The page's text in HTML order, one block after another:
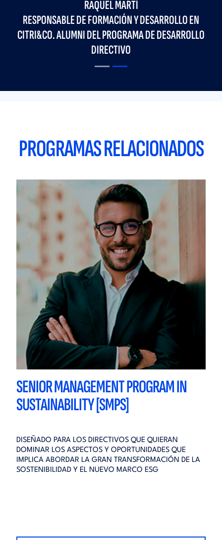
RAQUEL MARTÍ
RESPONSABLE DE FORMACIÓN Y DESARROLLO EN
CITRI&CO. ALUMNI DEL PROGRAMA DE DESARROLLO
DIRECTIVO
PROGRAMAS RELACIONADOS
SENIOR MANAGEMENT PROGRAM IN
SUSTAINABILITY [SMPS]
DISEÑADO PARA LOS DIRECTIVOS QUE QUIERAN
DOMINAR LOS ASPECTOS Y OPORTUNIDADES QUE
IMPLICA ABORDAR LA GRAN TRANSFORMACIÓN DE LA
SOSTENIBILIDAD Y EL NUEVO MARCO ESG